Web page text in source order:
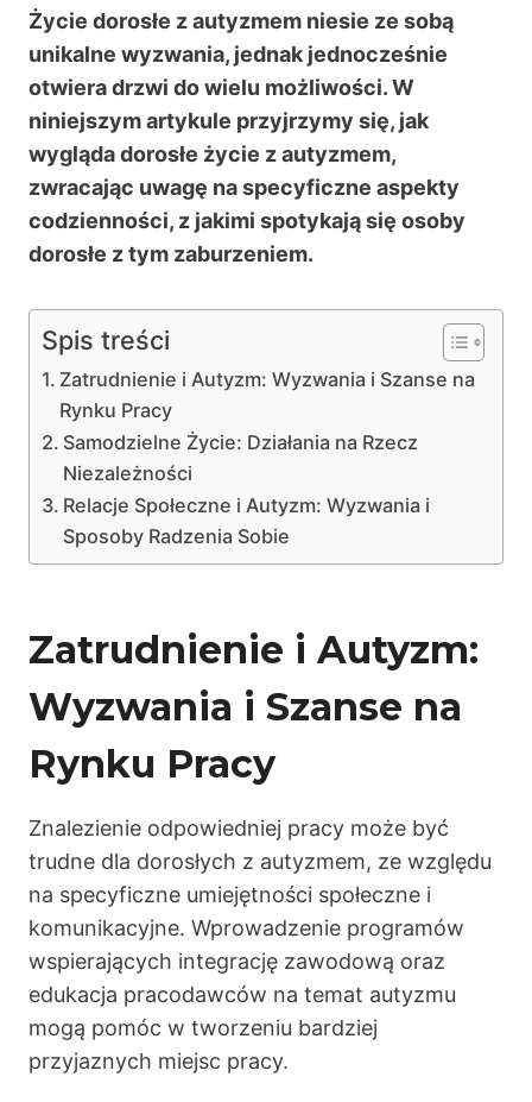
Życie dorosłe z autyzmem niesie ze sobą
unikalne wyzwania, jednak jednocześnie
otwiera drzwi do wielu możliwości. W
niniejszym artykule przyjrzymy się, jak
wygląda dorosłe życie z autyzmem,
zwracając uwagę na specyficzne aspekty
codzienności, z jakimi spotykają się osoby
dorosłe z tym zaburzeniem.
Spis treści
Zatrudnienie i Autyzm: Wyzwania i Szanse na
Rynku Pracy
Samodzielne Życie: Działania na Rzecz
Niezależności
Relacje Społeczne i Autyzm: Wyzwania i
Sposoby Radzenia Sobie
Zatrudnienie i Autyzm:
Wyzwania i Szanse na
Rynku Pracy
Znalezienie odpowiedniej pracy może być
trudne dla dorosłych z autyzmem, ze względu
na specyficzne umiejętności społeczne i
komunikacyjne. Wprowadzenie programów
wspierających integrację zawodową oraz
edukacja pracodawców na temat autyzmu
mogą pomóc w tworzeniu bardziej
przyjaznych miejsc pracy.